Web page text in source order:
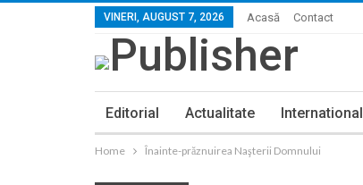
VINERI, AUGUST 7, 2026 Acasă Contact
Editorial Actualitate International
Home Înainte-prăznuirea Naşterii Domnului